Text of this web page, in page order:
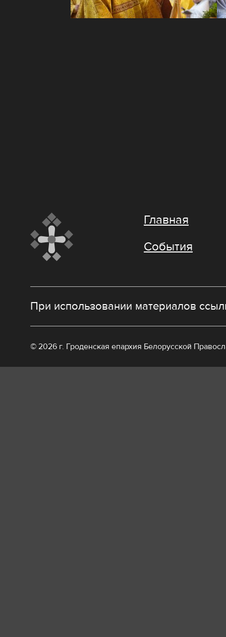
Главная
События
При использовании материалов
© 2026 г. Гроденская епархия Белорусской